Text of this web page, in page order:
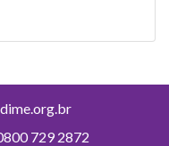
729 2872